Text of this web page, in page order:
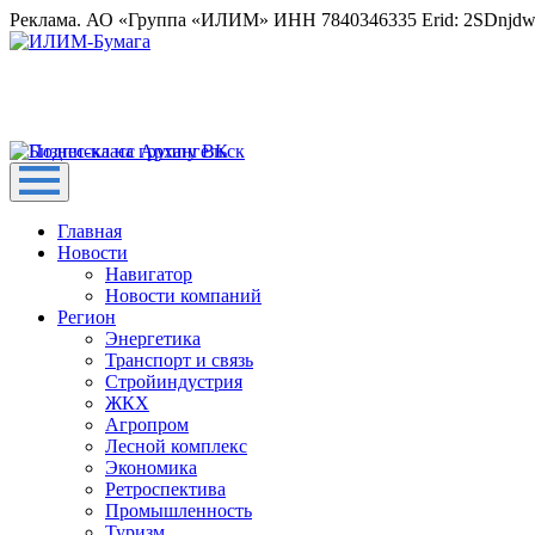
Реклама. АО «Группа «ИЛИМ» ИНН 7840346335 Erid:
Главная
Новости
Навигатор
Новости компаний
Регион
Энергетика
Транспорт и связь
Стройиндустрия
ЖКХ
Агропром
Лесной комплекс
Экономика
Ретроспектива
Промышленность